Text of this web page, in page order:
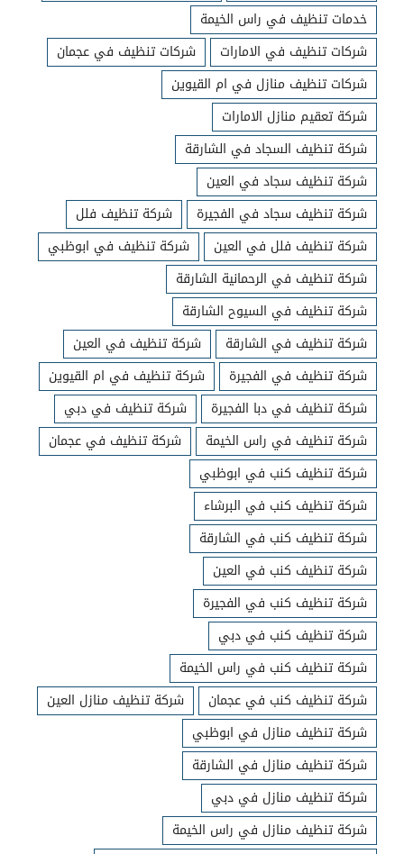
خدمات تنظيف في راس الخيمة
شركات تنظيف في الامارات
شركات تنظيف في عجمان
شركات تنظيف منازل في ام القيوين
شركة تعقيم منازل الامارات
شركة تنظيف السجاد في الشارقة
شركة تنظيف سجاد في العين
شركة تنظيف سجاد في الفجيرة
شركة تنظيف فلل
شركة تنظيف فلل في العين
شركة تنظيف في ابوظبي
شركة تنظيف في الرحمانية الشارقة
شركة تنظيف في السيوح الشارقة
شركة تنظيف في الشارقة
شركة تنظيف في العين
شركة تنظيف في الفجيرة
شركة تنظيف في ام القيوين
شركة تنظيف في دبا الفجيرة
شركة تنظيف في دبي
شركة تنظيف في راس الخيمة
شركة تنظيف في عجمان
شركة تنظيف كنب في ابوظبي
شركة تنظيف كنب في البرشاء
شركة تنظيف كنب في الشارقة
شركة تنظيف كنب في العين
شركة تنظيف كنب في الفجيرة
شركة تنظيف كنب في دبي
شركة تنظيف كنب في راس الخيمة
شركة تنظيف كنب في عجمان
شركة تنظيف منازل العين
شركة تنظيف منازل في ابوظبي
شركة تنظيف منازل في الشارقة
شركة تنظيف منازل في دبي
شركة تنظيف منازل في راس الخيمة